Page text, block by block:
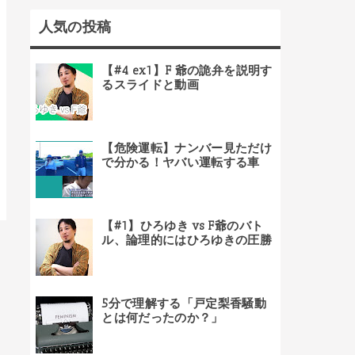
人気の投稿
【#4 ex1】F 爺の詭弁を説明す
るスライドと動画
【危険運転】ナンバー見ただけ
で分かる！ヤバい運転する車
【#1】ひろゆき vs F爺のバト
ル、論理的にはひろゆきの圧勝
5分で理解する「戸定梨香騒動
とは何だったのか？」